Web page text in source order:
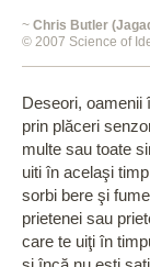
~ Chris Butler
© 2007 Science of
Deseori, oamenii
prin plăceri
multe sau toate
uiti în acelaşi
sorbi bere şi
prietenei sau
care te uiţi în